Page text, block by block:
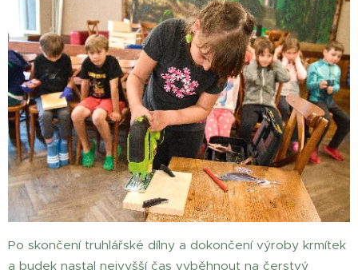
Po skončení truhlářské dílny a dokončení výroby krmítek
a budek nastal nejvyšší čas vyběhnout na čerstvý